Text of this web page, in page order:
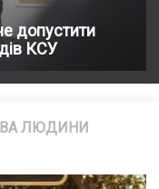
допустити
КСУ
ЛЮДИНИ